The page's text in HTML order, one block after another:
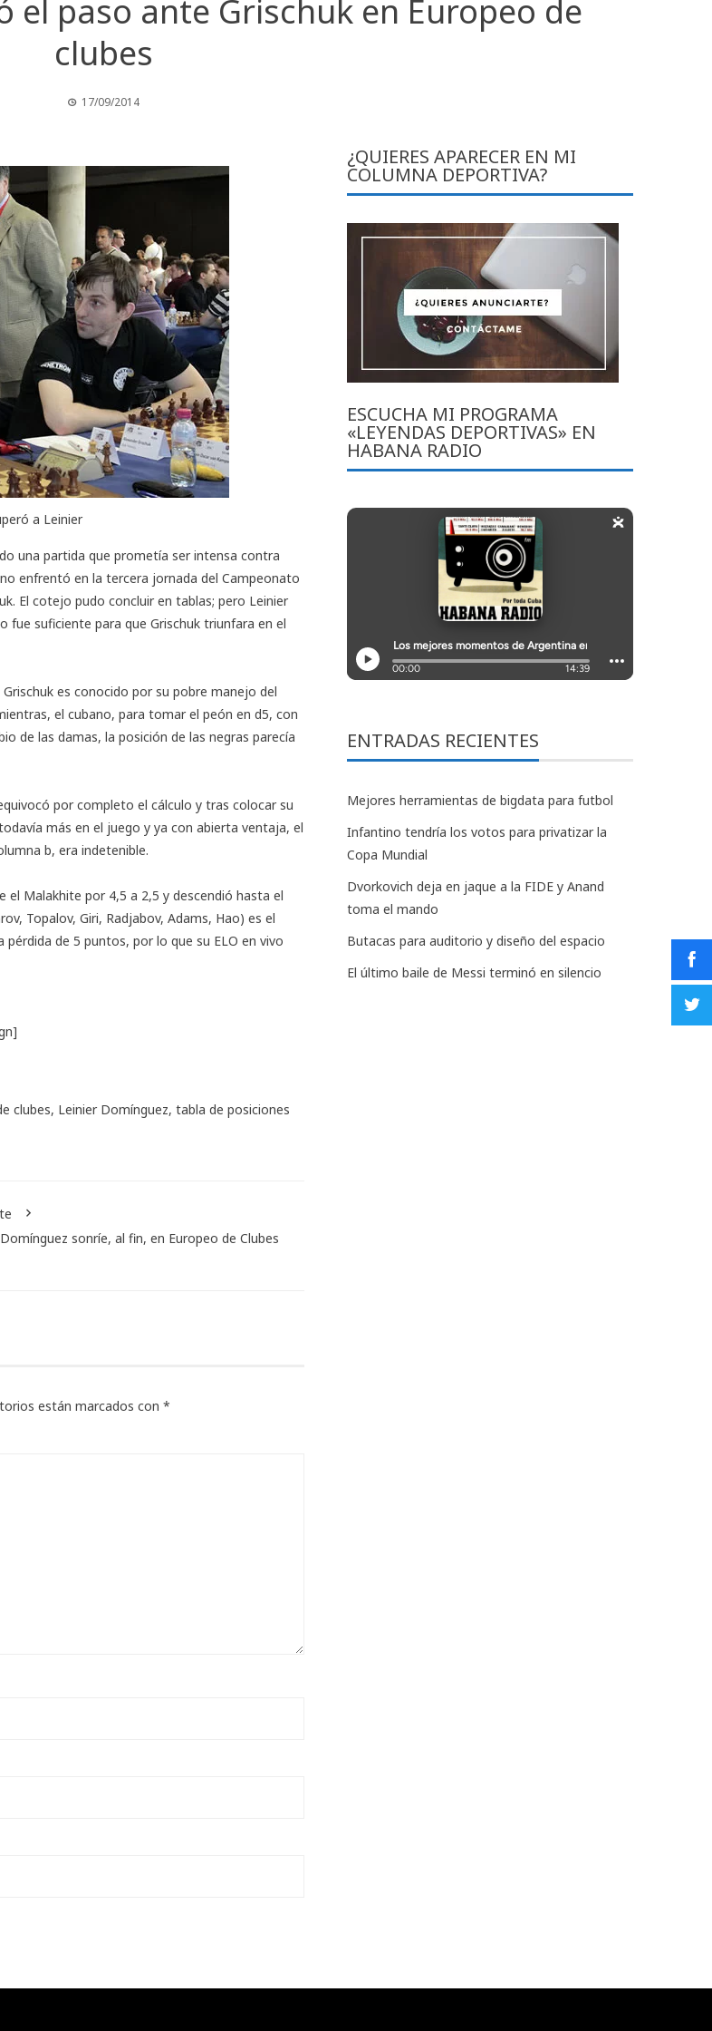
el paso ante Grischuk en Europeo de
clubes
17/09/2014
a Leinier
una partida que prometía ser intensa contra
enfrentó en la tercera jornada del Campeonato
El cotejo pudo concluir en tablas; pero Leinier
fue suficiente para que Grischuk triunfara en el
es conocido por su pobre manejo del
el cubano, para tomar el peón en d5, con
de las damas, la posición de las negras parecía
por completo el cálculo y tras colocar su
más en el juego y ya con abierta ventaja, el
b, era indetenible.
el Malakhite por 4,5 a 2,5 y descendió hasta el
Topalov, Giri, Radjabov, Adams, Hao) es el
de 5 puntos, por lo que su ELO en vivo
clubes, Leinier Domínguez, tabla de posiciones
sonríe, al fin, en Europeo de Clubes
están marcados con *
¿QUIERES APARECER EN MI
COLUMNA DEPORTIVA?
ESCUCHA MI PROGRAMA
«LEYENDAS DEPORTIVAS» EN
HABANA RADIO
ENTRADAS RECIENTES
Mejores herramientas de bigdata para futbol
Infantino tendría los votos para privatizar la
Copa Mundial
Dvorkovich deja en jaque a la FIDE y Anand
toma el mando
Butacas para auditorio y diseño del espacio
El último baile de Messi terminó en silencio